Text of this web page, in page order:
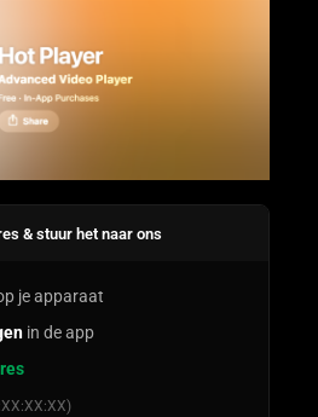
& stuur het naar ons
je apparaat
in de app